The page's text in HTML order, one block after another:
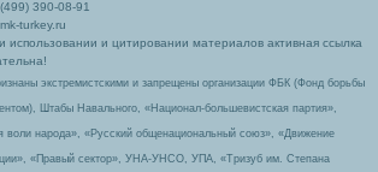
390-08-91
turkey.ru
и цитировании материалов активная ссылка
экстремистскими и запрещены организации ФБК (Фонд борьбы
Штабы Навального, «Национал-большевистская партия»,
воли народа», «Русский общенациональный союз», «Движение
«Правый сектор», УНА-УНСО, УПА, «Тризуб им. Степана